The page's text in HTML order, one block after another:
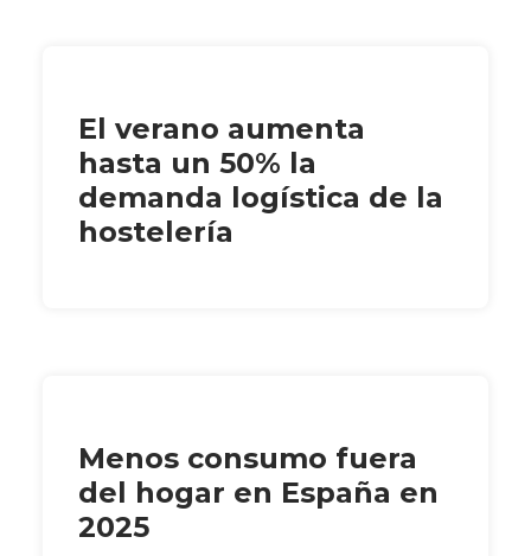
El verano aumenta
hasta un 50% la
demanda logística de la
hostelería
Menos consumo fuera
del hogar en España en
2025